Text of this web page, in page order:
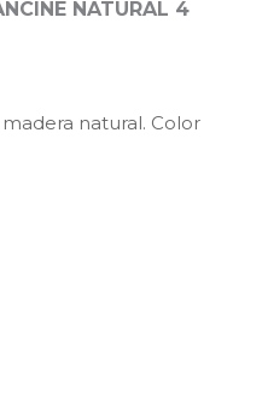
NATURAL 4
natural. Color